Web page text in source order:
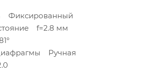
Фиксированный
f=2.8 мм
Ручная